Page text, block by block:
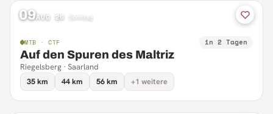
09AUG 26 Sonntag
MTB · CTF in 2 Tagen
Auf den Spuren des Maltriz
Riegelsberg · Saarland
35 km
44 km 56 km +1 weitere